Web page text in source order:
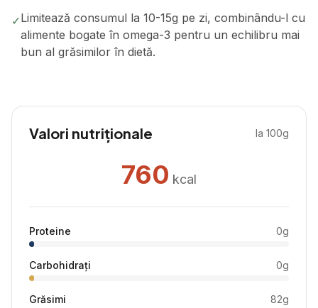
✓Limitează consumul la 10-15g pe zi, combinându-l cu
alimente bogate în omega-3 pentru un echilibru mai
bun al grăsimilor în dietă.
Valori nutriționale la 100g
760 kcal
Proteine 0g
Carbohidrați 0g
Grăsimi 82g